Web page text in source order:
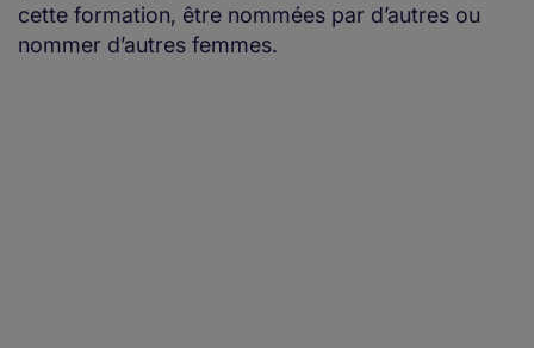
cette formation, être nommées par d’autres ou
nommer d’autres femmes.